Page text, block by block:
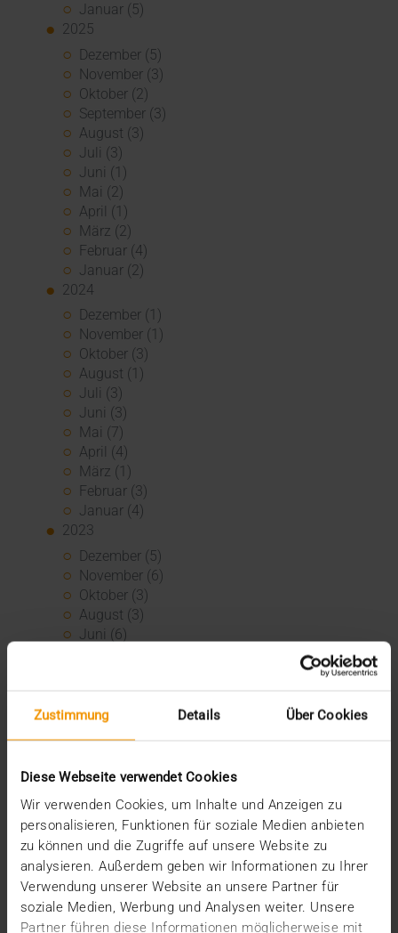
Zustimmung Details Über Cookies
Diese Webseite verwendet Cookies
Wir verwenden Cookies, um Inhalte und Anzeigen zu
personalisieren, Funktionen für soziale Medien anbieten
zu können und die Zugriffe auf unsere Website zu
analysieren. Außerdem geben wir Informationen zu Ihrer
Verwendung unserer Website an unsere Partner für
soziale Medien, Werbung und Analysen weiter. Unsere
Partner führen diese Informationen möglicherweise mit
Januar (5)
2025
Dezember (5)
November (3)
Oktober (2)
September (3)
August (3)
Juli (3)
Juni (1)
Mai (2)
April (1)
März (2)
Februar (4)
Januar (2)
2024
Dezember (1)
November (1)
Oktober (3)
August (1)
Juli (3)
Juni (3)
Mai (7)
April (4)
März (1)
Februar (3)
Januar (4)
2023
Dezember (5)
November (6)
Oktober (3)
August (3)
Juni (6)
Februar (3)
Dezember (3)
November (3)
Juli (1)
Juni (8)
Mai (9)
April (3)
März (1)
Februar (1)